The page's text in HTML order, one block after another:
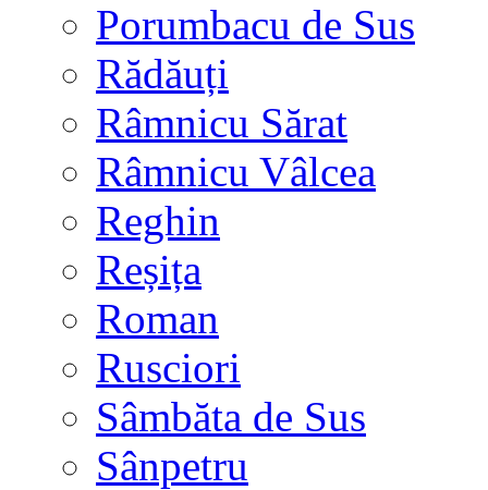
Porumbacu de Sus
Rădăuți
Râmnicu Sărat
Râmnicu Vâlcea
Reghin
Reșița
Roman
Rusciori
Sâmbăta de Sus
Sânpetru